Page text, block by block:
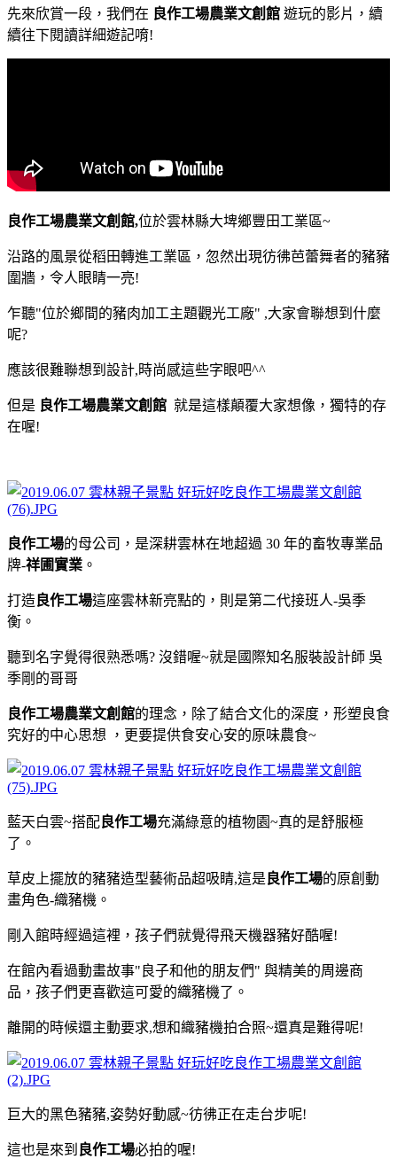
先來欣賞一段，我們在 良作工場農業文創館 遊玩的影片，續
續往下閱讀詳細遊記唷!
良作工場農業文創館,位於雲林縣大埤鄉豐田工業區~
沿路的風景從稻田轉進工業區，忽然出現彷彿芭蕾舞者的豬豬
圍牆，令人眼睛一亮!
乍聽"位於鄉間的豬肉加工主題觀光工廠" ,大家會聯想到什麼
呢?
應該很難聯想到設計,時尚感這些字眼吧^^
但是 良作工場農業文創館 就是這樣顛覆大家想像，獨特的存
在喔!
良作工場的母公司，是深耕雲林在地超過 30 年的畜牧專業品
牌-祥圃實業 。
打造 良作工場這座雲林新亮點的，則是第二代接班人-吳季
衡。
聽到名字覺得很熟悉嗎? 沒錯喔~就是國際知名服裝設計師 吳
季剛的哥哥
良作工場農業文創館的理念，除了結合文化的深度，形塑良食
究好的中心思想 ，更要提供食安心安的原味農食~
藍天白雲~搭配 良作工場充滿綠意的植物園~真的是舒服極
了。
草皮上擺放的豬豬造型藝術品超吸睛,這是 良作工場的原創動
畫角色-織豬機。
剛入館時經過這裡，孩子們就覺得飛天機器豬好酷喔!
在館內看過動畫故事"良子和他的朋友們" 與精美的周邊商
品，孩子們更喜歡這可愛的織豬機了。
離開的時候還主動要求,想和織豬機拍合照~還真是難得呢!
巨大的黑色豬豬,姿勢好動感~彷彿正在走台步呢!
這也是來到 良作工場必拍的喔!